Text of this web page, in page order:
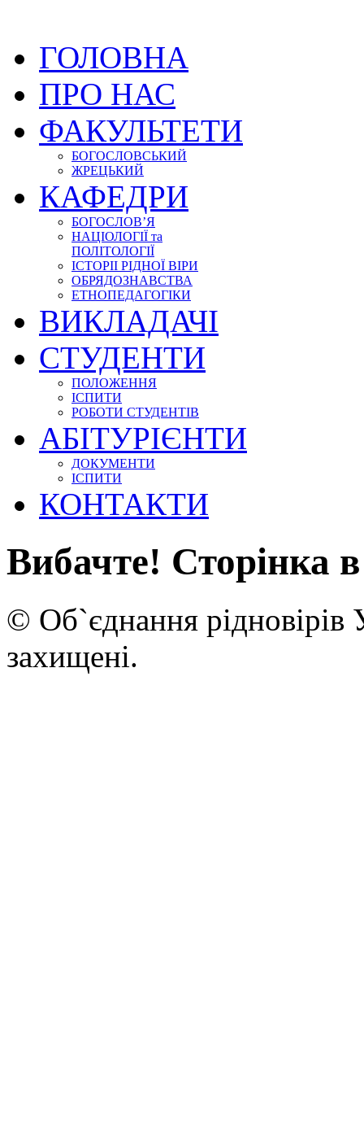
ГОЛОВНА
ПРО НАС
ФАКУЛЬТЕТИ
БОГОСЛОВСЬКИЙ
ЖРЕЦЬКИЙ
КАФЕДРИ
БОГОСЛОВ’Я
НАЦІОЛОГІЇ та
ПОЛІТОЛОГІЇ
ІСТОРІІ РІДНОЇ ВІРИ
ОБРЯДОЗНАВСТВА
ЕТНОПЕДАГОГІКИ
ВИКЛАДАЧІ
СТУДЕНТИ
ПОЛОЖЕННЯ
ІСПИТИ
РОБОТИ СТУДЕНТІВ
АБІТУРІЄНТИ
ДОКУМЕНТИ
ІСПИТИ
КОНТАКТИ
Вибачте! Сторінка в
© Об`єднання рідновірів
захищені.